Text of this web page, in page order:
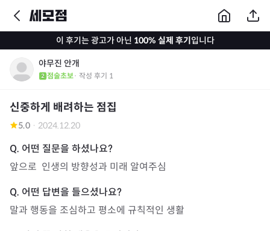
이 후기는 광고가 아닌 100% 실제 후기입니다
야무진 안개
점술초보· 작성 후기 1
신중하게 배려하는 점집
5.0 · 2024.12.20
앞으로  인생의 방향성과 미래 알여주심
말과 행동을 조심하고 평소에 규칙적인 생활